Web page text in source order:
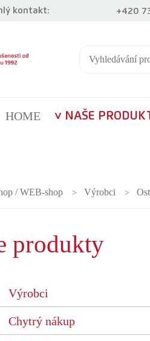
kontakt: +420
HOME NAŠE
/ WEB-shop Výrobci
produkty
Výrobci
Chytrý nákup